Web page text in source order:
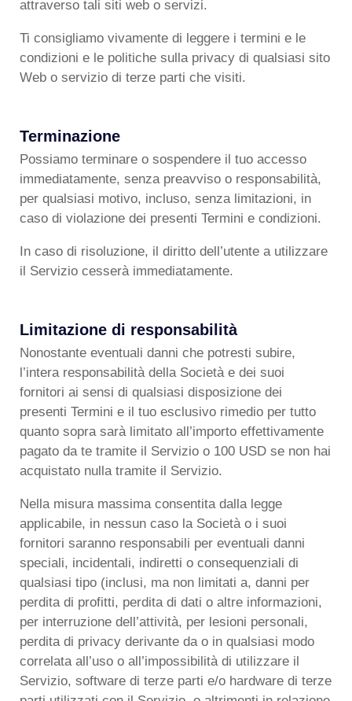
attraverso tali siti web o servizi.
Ti consigliamo vivamente di leggere i termini e le
condizioni e le politiche sulla privacy di qualsiasi sito
Web o servizio di terze parti che visiti.
Terminazione
Possiamo terminare o sospendere il tuo accesso
immediatamente, senza preavviso o responsabilità,
per qualsiasi motivo, incluso, senza limitazioni, in
caso di violazione dei presenti Termini e condizioni.
In caso di risoluzione, il diritto dell’utente a utilizzare
il Servizio cesserà immediatamente.
Limitazione di responsabilità
Nonostante eventuali danni che potresti subire,
l’intera responsabilità della Società e dei suoi
fornitori ai sensi di qualsiasi disposizione dei
presenti Termini e il tuo esclusivo rimedio per tutto
quanto sopra sarà limitato all’importo effettivamente
pagato da te tramite il Servizio o 100 USD se non hai
acquistato nulla tramite il Servizio.
Nella misura massima consentita dalla legge
applicabile, in nessun caso la Società o i suoi
fornitori saranno responsabili per eventuali danni
speciali, incidentali, indiretti o consequenziali di
qualsiasi tipo (inclusi, ma non limitati a, danni per
perdita di profitti, perdita di dati o altre informazioni,
per interruzione dell’attività, per lesioni personali,
perdita di privacy derivante da o in qualsiasi modo
correlata all’uso o all’impossibilità di utilizzare il
Servizio, software di terze parti e/o hardware di terze